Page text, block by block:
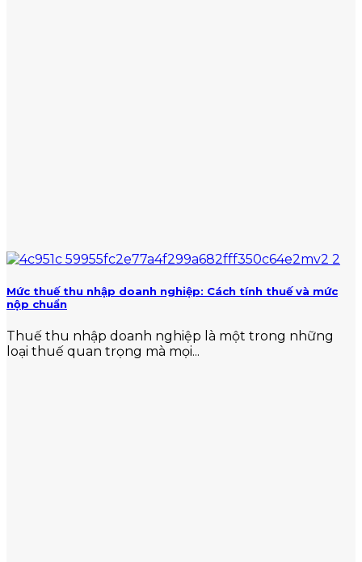
Mức thuế thu nhập doanh nghiệp: Cách tính thuế và mức
nộp chuẩn
Thuế thu nhập doanh nghiệp là một trong những
loại thuế quan trọng mà mọi...